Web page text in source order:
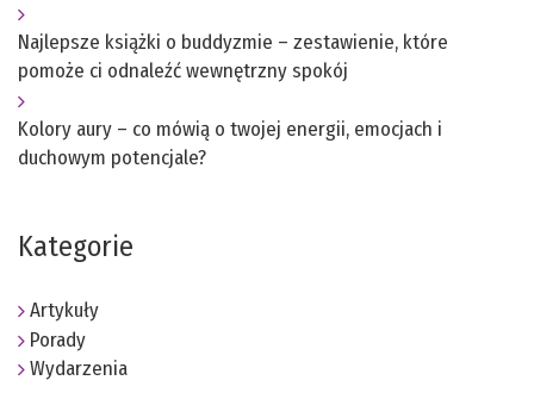
Najlepsze książki o buddyzmie – zestawienie, które
pomoże ci odnaleźć wewnętrzny spokój
Kolory aury – co mówią o twojej energii, emocjach i
duchowym potencjale?
Kategorie
Artykuły
Porady
Wydarzenia